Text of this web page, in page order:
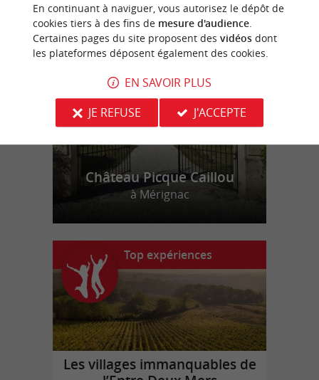
n
o
t
r
e
c
o
u
p
d
e
c
o
e
u
r
Château Picque Caillou
à Mérignac
Top expériences
Les villages immanquables de
En continuant à naviguer, vous autorisez le dépôt de
cookies tiers à des fins de mesure d'audience.
Certaines pages du site proposent des vidéosdont
les plateformes déposent également des cookies.
EN SAVOIR PLUS
JE REFUSE
J'ACCEPTE